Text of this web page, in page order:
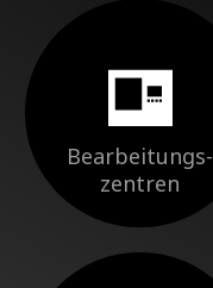
Bearbeitungs-
zentren